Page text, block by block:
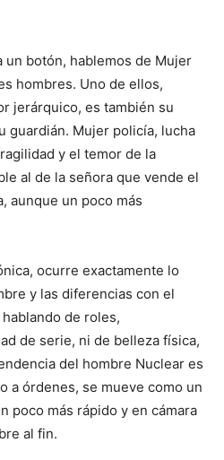
un botón, hablemos de Mujer
hombres. Uno de ellos,
jerárquico, es también su
guardián. Mujer policía, lucha
y el temor de la
al de la señora que vende el
aunque un poco más
ocurre exactamente lo
y las diferencias con el
de roles,
de serie, ni de belleza física,
del hombre Nuclear es
a órdenes, se mueve como un
poco más rápido y en cámara
al fin.